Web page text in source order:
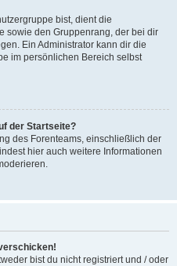
bist, dient die
sowie den Gruppenrang, der bei dir
Ein Administrator kann dir die
im persönlichen Bereich selbst
der Startseite?
des Forenteams, einschließlich der
hier auch weitere Informationen
bist du nicht registriert und / oder